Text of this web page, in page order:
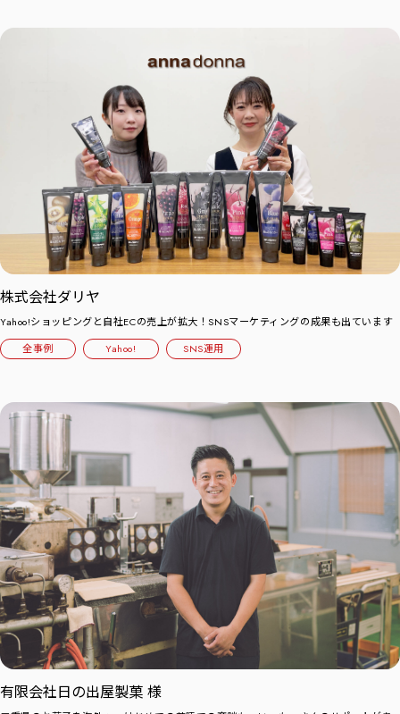
株式会社ダリヤ
Yahoo!ショッピングと自社ECの売上が拡大！SNSマーケティングの成果も出ています
全事例
Yahoo! SNS運用
有限会社日の出屋製菓 様